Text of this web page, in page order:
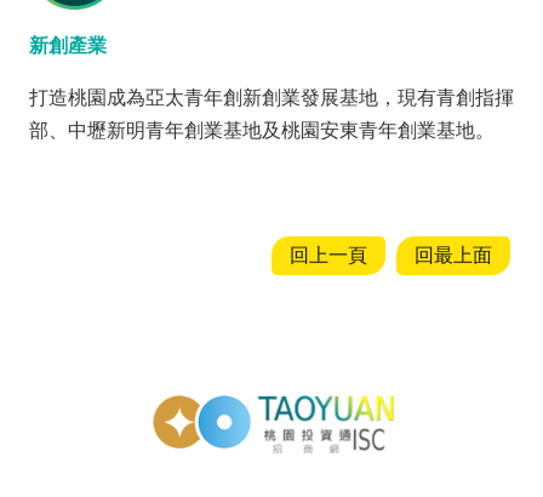
新創產業
打造桃園成為亞太青年創新創業發展基地，現有青創指揮
部、中壢新明青年創業基地及桃園安東青年創業基地。
回上一頁 回最上面
投資通招商網